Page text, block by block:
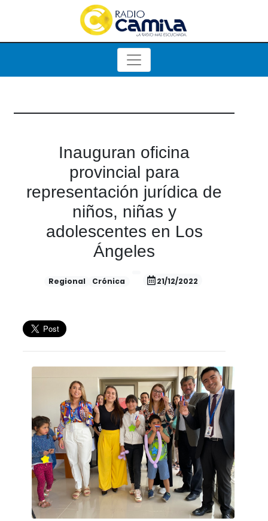
Inauguran oficina
provincial para
representación jurídica de
niños, niñas y
adolescentes en Los
Ángeles
Regional Crónica 21/12/2022